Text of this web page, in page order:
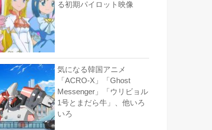
る初期パイロット映像
気になる韓国アニメ
「ACRO-X」「Ghost
Messenger」「ウリビョル
1号とまだら牛」、他いろ
いろ